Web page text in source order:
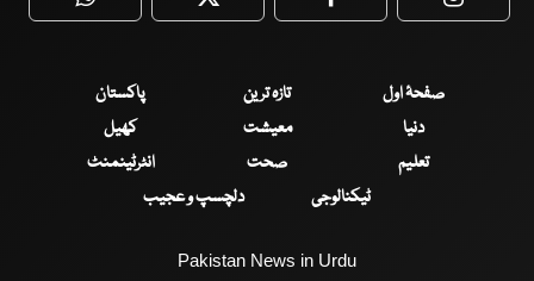
WhatsApp Twitter Facebook
صفحۂ اول تازہ ترین
پاکستان
دنیا
معیشت
کھیل
تعلیم
صحت
انٹرٹینمنٹ
ٹیکنالوجی
دلچسپ و عجیب
Pakistan News in Urdu